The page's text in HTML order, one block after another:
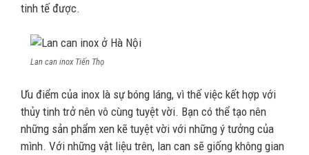
tinh tế được.
Lan can inox Tiến Thọ
Ưu điểm của inox là sự bóng láng, vì thế việc kết hợp với
thủy tinh trở nên vô cùng tuyệt vời. Bạn có thể tạo nên
những sản phẩm xen kẽ tuyệt vời với những ý tưởng của
mình. Với những vật liệu trên, lan can sẽ giống không gian